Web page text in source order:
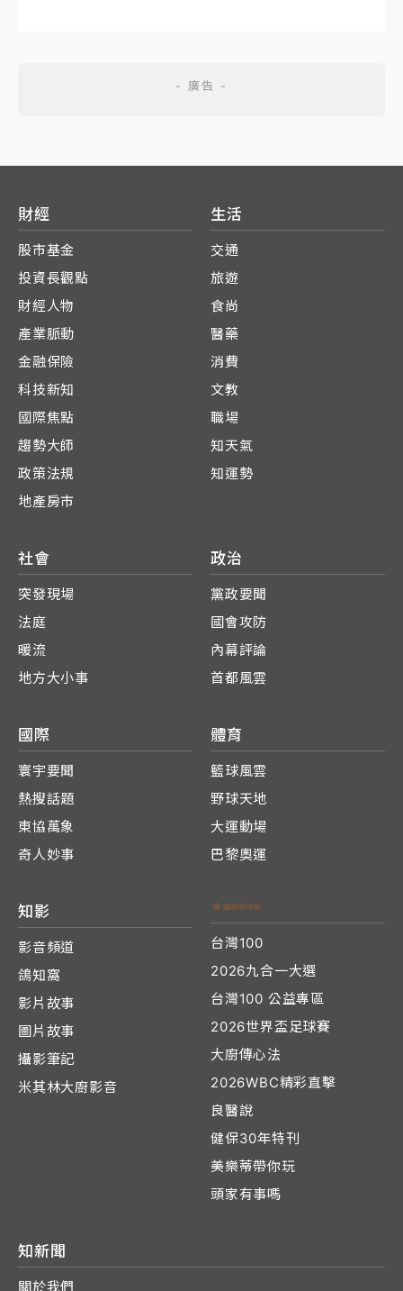
財經
股市基金
投資長觀點
財經人物
產業脈動
金融保險
科技新知
國際焦點
趨勢大師
政策法規
地產房市
生活
交通
旅遊
食尚
醫藥
消費
文教
職場
知天氣
知運勢
社會
突發現場
法庭
暖流
地方大小事
政治
黨政要聞
國會攻防
內幕評論
首都風雲
國際
寰宇要聞
熱搜話題
東協萬象
奇人妙事
體育
籃球風雲
野球天地
大運動場
巴黎奧運
知影
影音頻道
鴿知窩
影片故事
圖片故事
攝影筆記
米其林大廚影音
台灣100
2026九合一大選
台灣100 公益專區
2026世界盃足球賽
大廚傳心法
2026WBC精彩直擊
良醫說
健保30年特刊
美樂蒂帶你玩
頭家有事嗎
知新聞
關於我們